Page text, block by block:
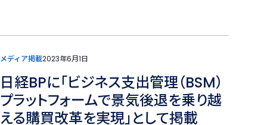
メディア掲載2023年6月1日
日経BPに「ビジネス支出管理（BSM）
プラットフォームで景気後退を乗り越
える購買改革を実現」として掲載